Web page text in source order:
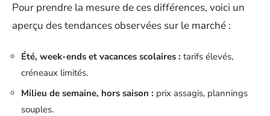
Pour prendre la mesure de ces différences, voici un
aperçu des tendances observées sur le marché :
Été, week-ends et vacances scolaires : tarifs élevés,
créneaux limités.
Milieu de semaine, hors saison : prix assagis, plannings
souples.